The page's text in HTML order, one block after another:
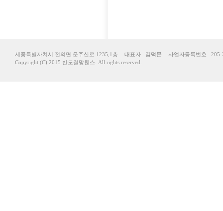
세종특별자치시 전의면 운주산로 1235,1층 대표자 : 김덕문
사업자등록번호 :
Copyright (C) 2015 반도철망휀스. All rights reserved.